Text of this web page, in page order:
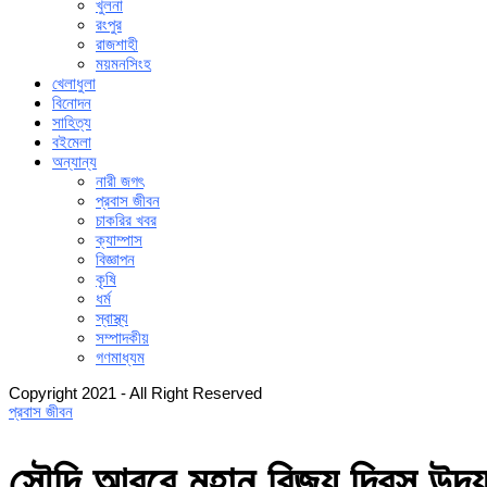
খুলনা
রংপুর
রাজশাহী
ময়মনসিংহ
খেলাধুলা
বিনোদন
সাহিত্য
বইমেলা
অন্যান্য
নারী জগৎ
প্রবাস জীবন
চাকরির খবর
ক্যাম্পাস
বিজ্ঞাপন
কৃষি
ধর্ম
স্বাস্থ্য
সম্পাদকীয়
গণমাধ্যম
Copyright 2021 - All Right Reserved
প্রবাস জীবন